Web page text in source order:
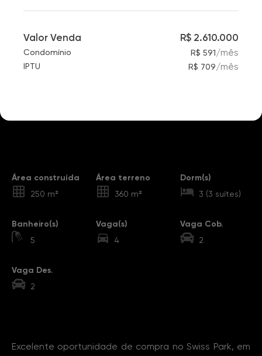
Valor Venda R$ 2.610.000
Condomínio R$ 591/mês
IPTU R$ 709/mês
Área construída
250 m²
Área terreno
360 m²
Dorm(s)
3 (3 suítes)
Banheiro(s)
5
Vaga(s)
4
Vaga Cob.
2
Vaga Des.
2
Excelente oportunidade de compra no Swiss Park, em